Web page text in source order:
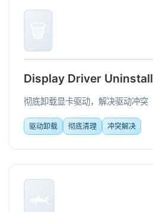
🗑️
Display Driver Uninstall
彻底卸载显卡驱动，解决驱动冲突
驱动卸载 彻底清理 冲突解决
🦈